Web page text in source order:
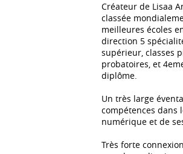
Créateur de Lisaa
classée
meilleures écoles
direction 5
supérieur, classes
probatoires, et
diplôme.
Un très large
compétences dans
numérique et de
Très forte